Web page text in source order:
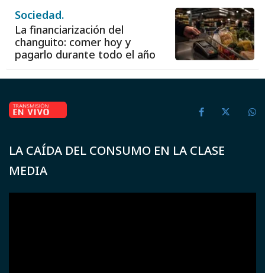
Sociedad.
La financiarización del
changuito: comer hoy y
LA CAÍDA DEL CONSUMO EN LA CLASE
MEDIA